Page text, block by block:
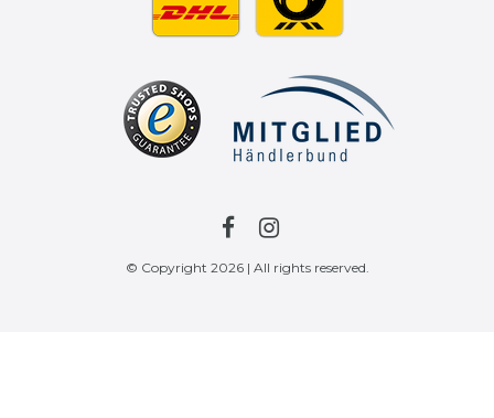
© Copyright 2026 | All rights reserved.